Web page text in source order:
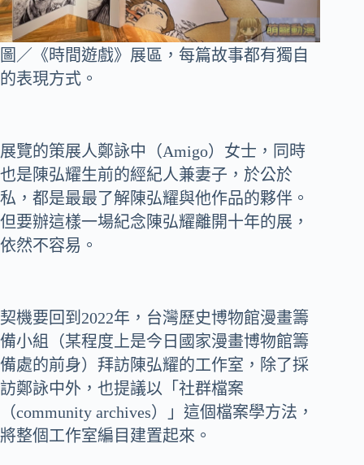
圖／《時間遊戲》展區，每篇故事都有獨自
的表現方式。
展覽的策展人鄭詠中（Amigo）女士，同時
也是陳弘耀生前的經紀人兼妻子，於公於
私，都是最最了解陳弘耀與他作品的夥伴。
但要辦這樣一場紀念陳弘耀離開十年的展，
依然不容易。
契機要回到2022年，台灣歷史博物館漫畫籌
備小組（某程度上是今日國家漫畫博物館籌
備處的前身）拜訪陳弘耀的工作室，除了採
訪鄭詠中外，也提議以「社群檔案
（community archives）」這個檔案學方法，
將整個工作室編目建置起來。